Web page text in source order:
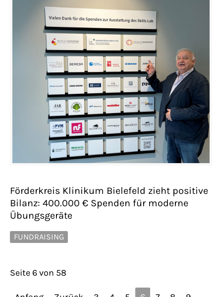
Förderkreis Klinikum Bielefeld zieht positive
Bilanz: 400.000 € Spenden für moderne
Übungsgeräte
FUNDRAISING
Seite 6 von 58